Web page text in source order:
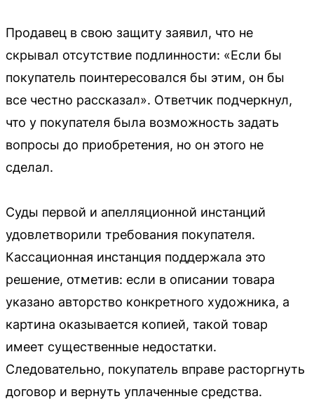
Продавец в свою защиту заявил, что не
скрывал отсутствие подлинности: «Если бы
покупатель поинтересовался бы этим, он бы
все честно рассказал». Ответчик подчеркнул,
что у покупателя была возможность задать
вопросы до приобретения, но он этого не
сделал.
Суды первой и апелляционной инстанций
удовлетворили требования покупателя.
Кассационная инстанция поддержала это
решение, отметив: если в описании товара
указано авторство конкретного художника, а
картина оказывается копией, такой товар
имеет существенные недостатки.
Следовательно, покупатель вправе расторгнуть
договор и вернуть уплаченные средства.